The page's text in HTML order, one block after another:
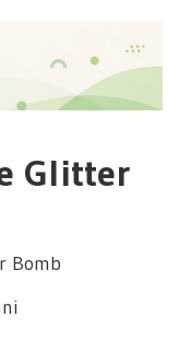
Glitter
Bomb